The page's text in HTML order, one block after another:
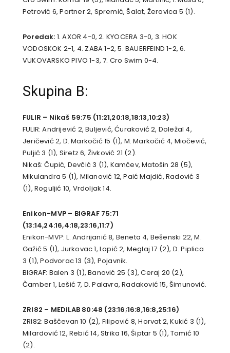
Petrović 6, Portner 2, Spremić, Šalat, Žeravica 5 (1).
Poredak: 1. AXOR 4-0, 2. KYOCERA 3-0, 3. HOK
VODOSKOK 2-1, 4. ZABA 1-2, 5. BAUERFEIND 1-2, 6.
VUKOVARSKO PIVO 1-3, 7. Cro Swim 0-4.
Skupina B:
FULIR – Nikaš 59:75 (11:21,20:18,18:13,10:23)
FULIR: Andrijević 2, Buljević, Ćuraković 2, Doležal 4,
Jeričević 2, D. Markočić 15 (1), M. Markočić 4, Miočević,
Puljić 3 (1), Siretz 6, Živković 21 (2).
Nikaš: Čupić, Devčić 3 (1), Kamčev, Matošin 28 (5),
Mikulandra 5 (1), Milanović 12, Paić Majdić, Radović 3
(1), Roguljić 10, Vrdoljak 14.
Enikon-MVP – BIGRAF 75:71
(13:14,24:16,4:18,23:16,11:7)
Enikon-MVP: L. Andrijanić 8, Beneta 4, Bešenski 22, M.
Gažić 5 (1), Jurkovac 1, Lapić 2, Meglaj 17 (2), D. Piplica
3 (1), Podvorac 13 (3), Pojavnik.
BIGRAF: Balen 3 (1), Banović 25 (3), Ceraj 20 (2),
Čamber 1, Lešić 7, D. Palavra, Radaković 15, Šimunović.
ZRI82 – MEDiLAB 80:48 (23:16;16:8,16:8,25:16)
ZRI82: Baščevan 10 (2), Filipović 8, Horvat 2, Kukić 3 (1),
Milardović 12, Rebić 14, Strika 16, Šiptar 5 (1), Tomić 10
(2).